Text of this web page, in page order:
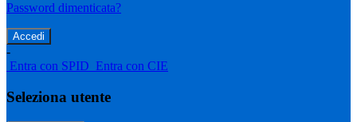
Password dimenticata?
-
Entra con SPID Entra con CIE
Seleziona utente